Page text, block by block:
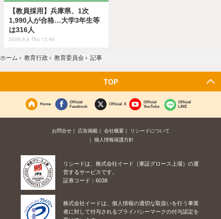
【教員採用】兵庫県、1次
1,990人が合格…大学3年生等
は316人
2026.8.6 Thu 13:45
ホーム › 教育行政 › 教育委員会 › 記事
TOP
Home
Official
Facebook
Official X
Official
YouTube
Official
LINE
お問合せ 広告掲載 会社概要
リシードについて
個人情報保護方針
リシードは、株式会社イード（東証グロース上場）の運
営するサービスです。
証券コード：6038
株式会社イードは、個人情報の適切な取扱いを行う事業
者に対して付与されるプライバシーマークの付与認定を